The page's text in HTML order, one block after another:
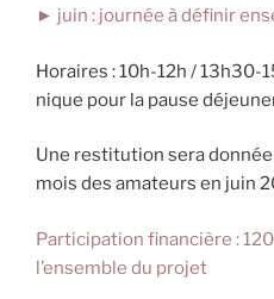
► juin : journée à définir
Horaires : 10h-12h /
nique pour la pause
Une restitution sera donnée
mois des amateurs en juin
Participation financière :
l’ensemble du projet